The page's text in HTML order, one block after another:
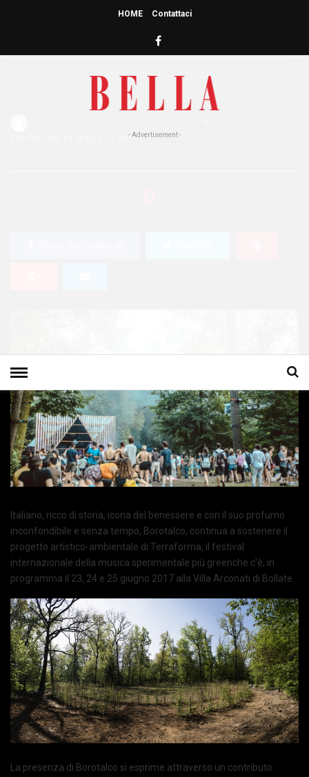
HOME Contattaci
- Advertisement -
Borotalco sostiene la musica dal
23 al 25 giugno a Villa Arconati –
POSTED ON 24 MAGGIO 2017
Italiano, ricco di storia, icona del benessere e con il suo profumo
inconfondibile e senza tempo, Borotalco, continua a sostenere il
progetto artistico-ambientale di Terraforma, il festival
internazionale della musica sperimentale più greenche c’è, in
programma il 23, 24 e 25 giugno 2017 alla Villa Arconati di Bollate.
La presenza di Borotalco si esprime attraverso un contributo